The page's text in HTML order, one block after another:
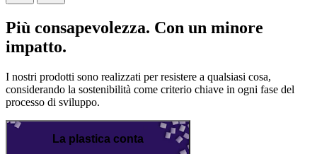
Più consapevolezza. Con un minore
impatto.
I nostri prodotti sono realizzati per resistere a qualsiasi cosa,
considerando la sostenibilità come criterio chiave in ogni fase del
processo di sviluppo.
La plastica conta